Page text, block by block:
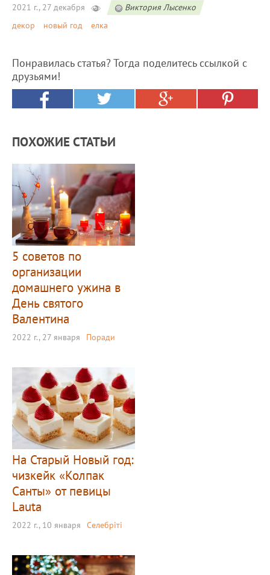
2021 г., 27 декабря
Виктория Лысенко
декор
новый год елка
Понравилась статья? Тогда поделитесь ссылкой с
друзьями!
ПОХОЖИЕ СТАТЬИ
5 советов по
организации
домашнего ужина в
День святого
Валентина
2022 г., 27 января Поради
На Старый Новый год:
чизкейк «Колпак
Санты» от певицы
Lauta
2022 г., 10 января Селебріті